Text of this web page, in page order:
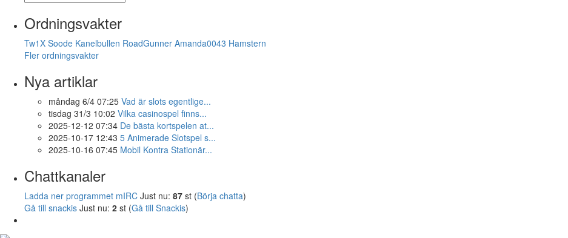
Ordningsvakter
Tw1X Soode Kanelbullen RoadGunner Amanda0043 Hamstern
Fler ordningsvakter
Nya artiklar
måndag 6/4 07:25 Vad är slots egentlige...
tisdag 31/3 10:02 Vilka casinospel finns...
2025-12-12 07:34 De bästa kortspelen at...
2025-10-17 12:43 5 Animerade Slotspel s...
2025-10-16 07:45 Mobil Kontra Stationär...
Chattkanaler
Ladda ner programmet mIRC Just nu: 87 st (Börja chatta)
Gå till snackis Just nu: 2 st (Gå till Snackis)